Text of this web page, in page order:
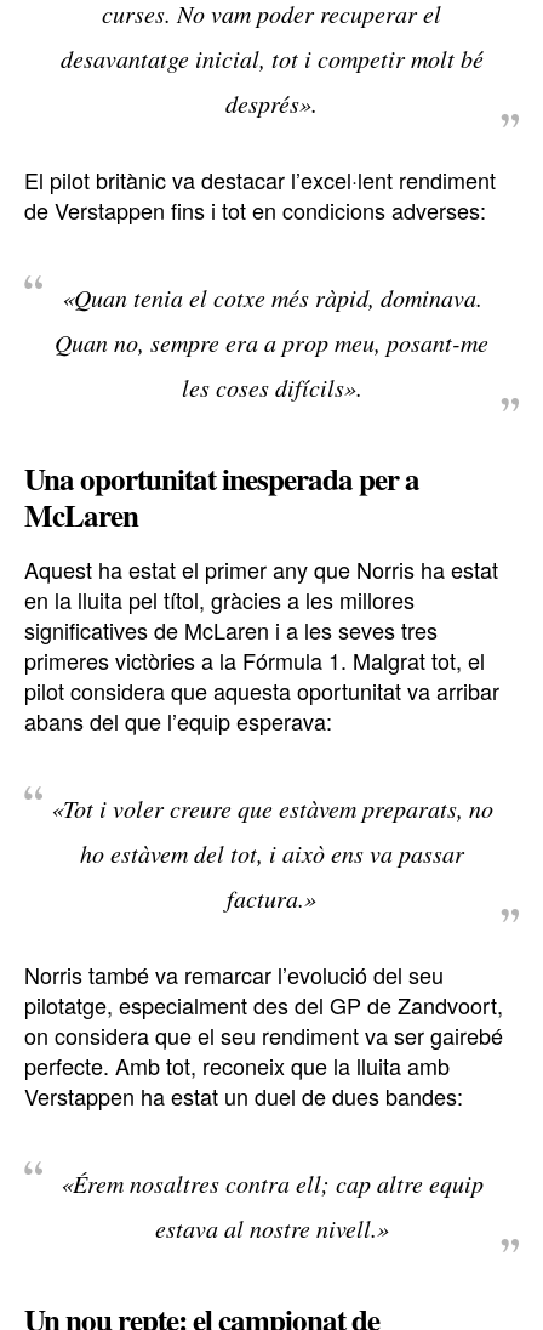
curses. No vam poder recuperar el
desavantatge inicial, tot i competir molt bé
després».
El pilot britànic va destacar l’excel·lent rendiment
de Verstappen fins i tot en condicions adverses:
«Quan tenia el cotxe més ràpid, dominava.
Quan no, sempre era a prop meu, posant-me
les coses difícils».
Una oportunitat inesperada per a
McLaren
Aquest ha estat el primer any que Norris ha estat
en la lluita pel títol, gràcies a les millores
significatives de McLaren i a les seves tres
primeres victòries a la Fórmula 1. Malgrat tot, el
pilot considera que aquesta oportunitat va arribar
abans del que l’equip esperava:
«Tot i voler creure que estàvem preparats, no
ho estàvem del tot, i això ens va passar
factura.»
Norris també va remarcar l’evolució del seu
pilotatge, especialment des del GP de Zandvoort,
on considera que el seu rendiment va ser gairebé
perfecte. Amb tot, reconeix que la lluita amb
Verstappen ha estat un duel de dues bandes:
«Érem nosaltres contra ell; cap altre equip
estava al nostre nivell.»
Un nou repte: el campionat de